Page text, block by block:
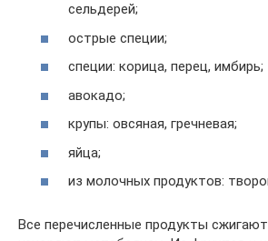
сельдерей;
острые специи;
специи: корица, перец, имбирь;
авокадо;
крупы: овсяная, гречневая;
яйца;
из молочных продуктов:
Все перечисленные продукты